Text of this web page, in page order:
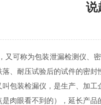
说
，又可称为包装泄漏检测仪、
、耐压试验后的试件的密封
装检漏仪，是生产、加工
肉眼看不到的），延长产